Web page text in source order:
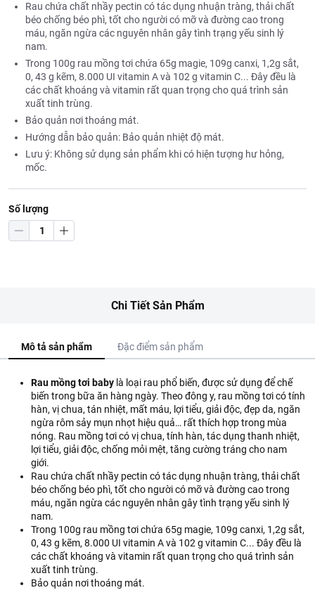
Rau chứa chất nhầy pectin có tác dụng nhuận tràng, thải chất
béo chống béo phì, tốt cho người có mỡ và đường cao trong
máu, ngăn ngừa các nguyên nhân gây tình trạng yếu sinh lý
nam.
Trong 100g rau mồng tơi chứa 65g magie, 109g canxi, 1,2g sắt,
0, 43 g kẽm, 8.000 UI vitamin A và 102 g vitamin C... Đây đều là
các chất khoáng và vitamin rất quan trọng cho quá trình sản
xuất tinh trùng.
Bảo quản nơi thoáng mát.
Hướng dẫn bảo quản: Bảo quản nhiệt độ mát.
Lưu ý: Không sử dụng sản phẩm khi có hiện tượng hư hỏng,
mốc.
Số lượng
Chi Tiết Sản Phẩm
Mô tả sản phẩm Đặc điểm sản phẩm
Rau mồng tơi baby là loại rau phổ biến, được sử dụng để chế
biến trong bữa ăn hàng ngày. Theo đông y, rau mồng tơi có tính
hàn, vị chua, tán nhiệt, mất máu, lợi tiểu, giải độc, đẹp da, ngăn
ngừa rôm sảy mụn nhọt hiệu quả… rất thích hợp trong mùa
nóng. Rau mồng tơi có vị chua, tính hàn, tác dụng thanh nhiệt,
lợi tiểu, giải độc, chống mỏi mệt, tăng cường tráng cho nam
giới.
Rau chứa chất nhầy pectin có tác dụng nhuận tràng, thải chất
béo chống béo phì, tốt cho người có mỡ và đường cao trong
máu, ngăn ngừa các nguyên nhân gây tình trạng yếu sinh lý
nam.
Trong 100g rau mồng tơi chứa 65g magie, 109g canxi, 1,2g sắt,
0, 43 g kẽm, 8.000 UI vitamin A và 102 g vitamin C... Đây đều là
các chất khoáng và vitamin rất quan trọng cho quá trình sản
xuất tinh trùng.
Bảo quản nơi thoáng mát.